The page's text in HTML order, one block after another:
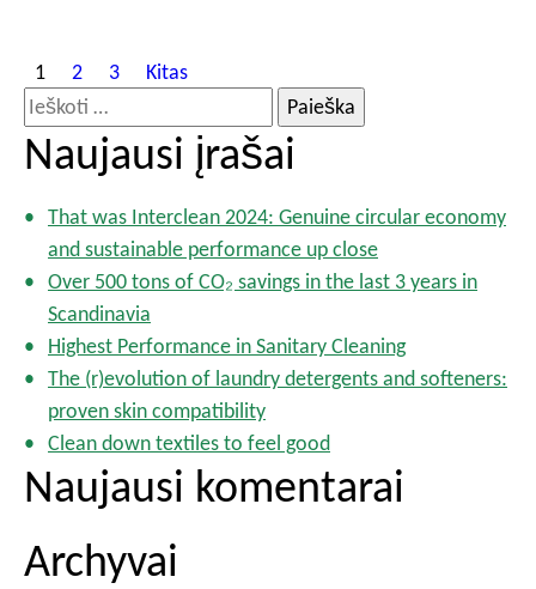
r
a
š
p
s
l
p
i
v
i
m
s
1 2 3
Kitas
e
šNaujausi įrašai
That was Interclean 2024: Genuine circular economy
and sustainable performance up close
Over 500 tons of CO₂ savings in the last 3 years in
Scandinavia
Highest Performance in Sanitary Cleaning
The (r)evolution of laundry detergents and softeners:
proven skin compatibility
Clean down textiles to feel good
Naujausi komentarai
Archyvai